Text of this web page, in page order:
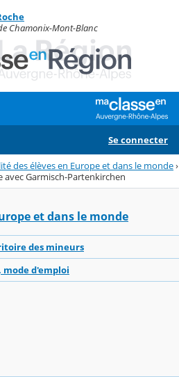
Chamonix-Mont-Blanc
Se connecter
des élèves en Europe et dans le monde›
avec Garmisch-Partenkirchen
et dans le monde
des mineurs
d'emploi